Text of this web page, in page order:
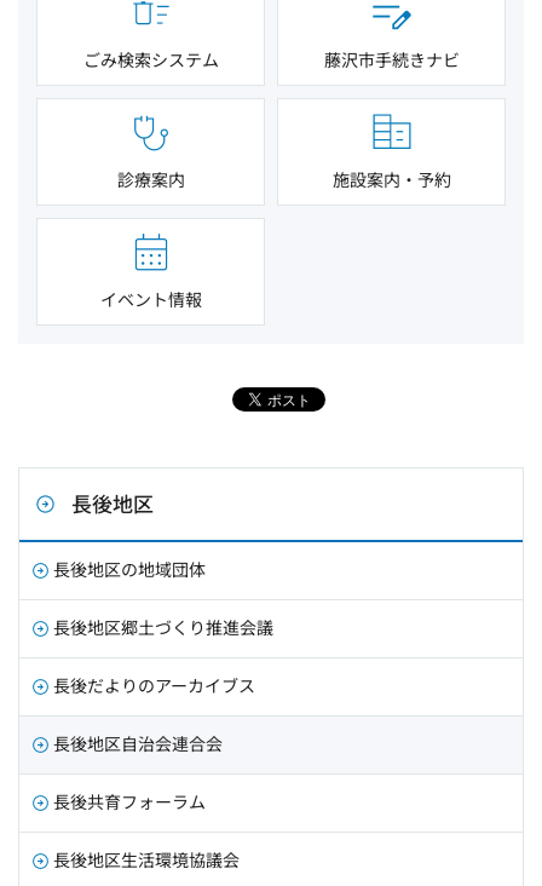
ごみ検索システム 藤沢市手続きナビ
診療案内 施設案内・予約
イベント情報
長後地区
長後地区の地域団体
長後地区郷土づくり推進会議
長後だよりのアーカイブス
長後地区自治会連合会
長後共育フォーラム
長後地区生活環境協議会